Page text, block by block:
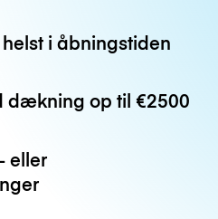
i åbningstiden
dækning op til €2500
eller